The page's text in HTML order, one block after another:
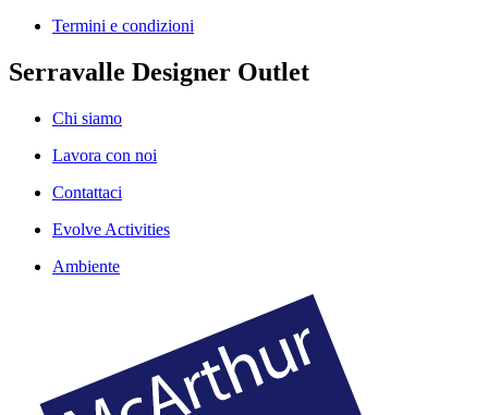
Termini e condizioni
Serravalle Designer Outlet
Chi siamo
Lavora con noi
Contattaci
Evolve Activities
Ambiente